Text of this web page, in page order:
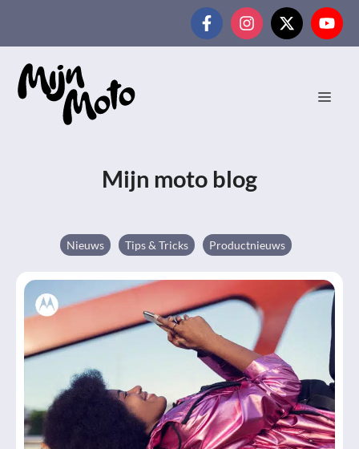
de
inhoud
Mijn moto blog
Nieuws Tips & Tricks Productnieuws